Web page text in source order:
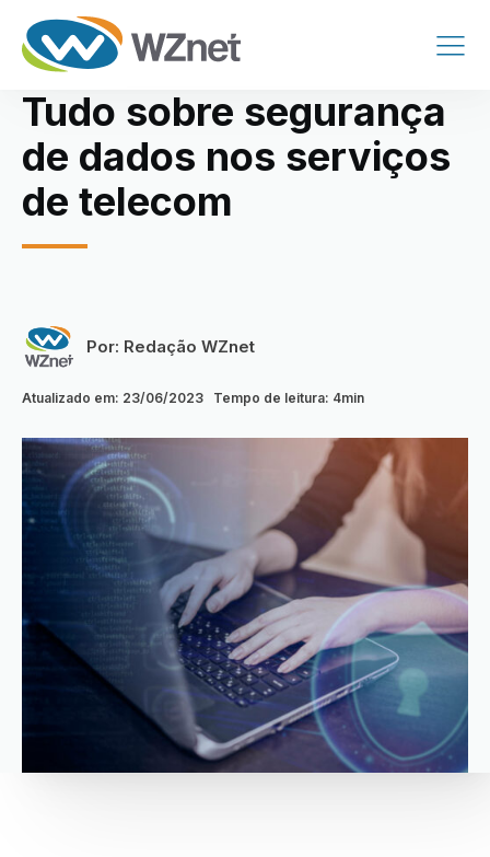
Tudo sobre segurança
de dados nos serviços
de telecom
Por: Redação WZnet
Atualizado em: 23/06/2023 Tempo de leitura: 4min